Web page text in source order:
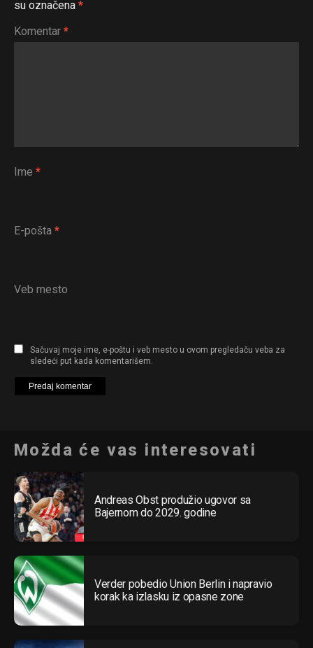
su označena *
Komentar *
Ime *
E-pošta *
Veb mesto
Sačuvaj moje ime, e-poštu i veb mesto u ovom pregledaču veba za
sledeći put kada komentarišem.
Možda će vas interesovati
Andreas Obst produžio ugovor sa
Bajernom do 2029. godine
Verder pobedio Union Berlin i napravio
korak ka izlasku iz opasne zone